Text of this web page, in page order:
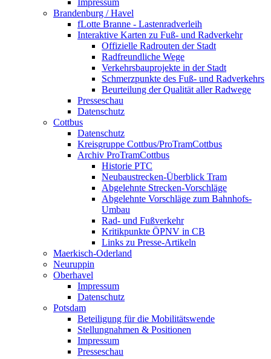
Impressum
Brandenburg / Havel
fLotte Branne - Lastenradverleih
Interaktive Karten zu Fuß- und Radverkehr
Offizielle Radrouten der Stadt
Radfreundliche Wege
Verkehrsbauprojekte in der Stadt
Schmerzpunkte des Fuß- und Radverkehrs
Beurteilung der Qualität aller Radwege
Presseschau
Datenschutz
Cottbus
Datenschutz
Kreisgruppe Cottbus/ProTramCottbus
Archiv ProTramCottbus
Historie PTC
Neubaustrecken-Überblick Tram
Abgelehnte Strecken-Vorschläge
Abgelehnte Vorschläge zum Bahnhofs-
Umbau
Rad- und Fußverkehr
Kritikpunkte ÖPNV in CB
Links zu Presse-Artikeln
Maerkisch-Oderland
Neuruppin
Oberhavel
Impressum
Datenschutz
Potsdam
Beteiligung für die Mobilitätswende
Stellungnahmen & Positionen
Impressum
Presseschau